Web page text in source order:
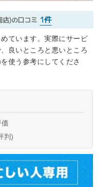
店)の口コミ 1件
ています。実際にサービ
良いところと悪いところ
使う参考にしてくださ
判)